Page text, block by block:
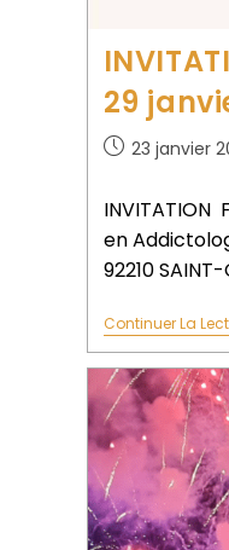
29
23 janvier
INVITATION
en
92210
Continuer La